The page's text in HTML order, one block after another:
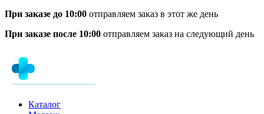
При заказе до 10:00 отправляем заказ в этот же день
При заказе после 10:00 отправляем заказ на следующий день
Каталог